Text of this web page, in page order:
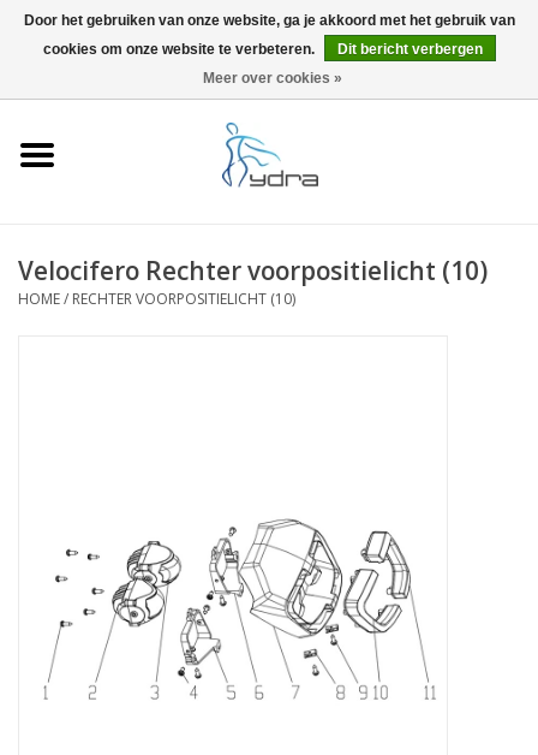
0 Artikelen - €0,00
Velocifero Rechter voorpositielicht (10)
HOME/ RECHTER VOORPOSITIELICHT (10)
Door het gebruiken van onze website, ga je akkoord met het gebruik van
cookies om onze website te verbeteren.
Dit bericht verbergen
Meer over cookies »